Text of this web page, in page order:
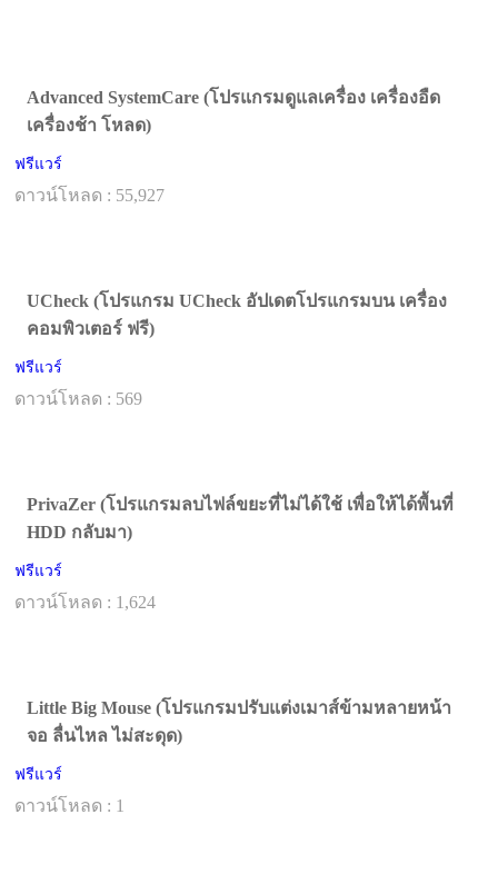
Advanced SystemCare (โปรแกรมดูแลเครื่อง เครื่องอืด
เครื่องช้า โหลด)
ฟรีแวร์
ดาวน์โหลด : 55,927
UCheck (โปรแกรม UCheck อัปเดตโปรแกรมบน เครื่อง
คอมพิวเตอร์ ฟรี)
ฟรีแวร์
ดาวน์โหลด : 569
PrivaZer (โปรแกรมลบไฟล์ขยะที่ไม่ได้ใช้ เพื่อให้ได้พื้นที่
HDD กลับมา)
ฟรีแวร์
ดาวน์โหลด : 1,624
Little Big Mouse (โปรแกรมปรับแต่งเมาส์ข้ามหลายหน้า
จอ ลื่นไหล ไม่สะดุด)
ฟรีแวร์
ดาวน์โหลด : 1